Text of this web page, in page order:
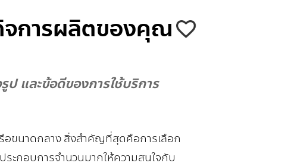
กิจการผลิตของคุณ
ป และข้อดีของการใช้บริการ
รือขนาดกลาง สิ่งสำคัญที่สุดคือการเลือก
ระกอบการจำนวนมากให้ความสนใจกับ